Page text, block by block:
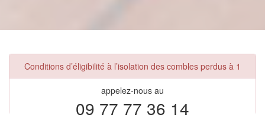
Conditions d’éligibilité à l’isolation des combles perdus à 1
appelez-nous au
09 77 77 36 14